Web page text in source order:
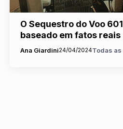
O Sequestro do Voo
baseado em fatos reais
Ana Giardini24/04/2024Todas as